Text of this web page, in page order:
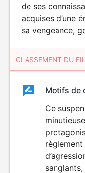
de ses
acquises d’une
sa vengeance,
CLASSEMENT DU
Classement
Motifs de
Ce
règlement